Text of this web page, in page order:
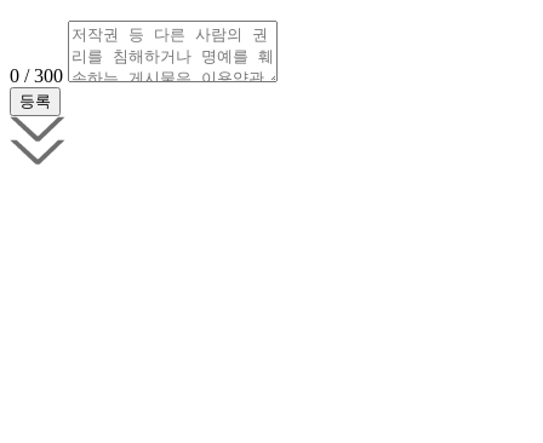
0 / 300